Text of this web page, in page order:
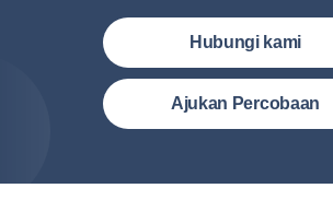
Hubungi kami
Ajukan Percobaan
Indonesia (Bahasa Indonesia)